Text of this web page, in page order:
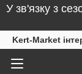
У зв'язку з
Kert-Market